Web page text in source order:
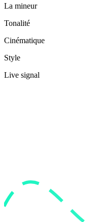
La mineur
Tonalité
Cinématique
Style
Live signal